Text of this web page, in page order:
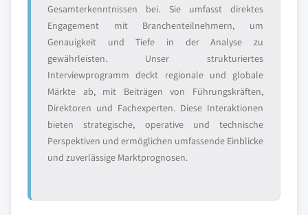
Gesamterkenntnissen bei. Sie umfasst direktes
Engagement mit Branchenteilnehmern, um
Genauigkeit und Tiefe in der Analyse zu
gewährleisten. Unser strukturiertes
Interviewprogramm deckt regionale und globale
Märkte ab, mit Beiträgen von Führungskräften,
Direktoren und Fachexperten. Diese Interaktionen
bieten strategische, operative und technische
Perspektiven und ermöglichen umfassende Einblicke
und zuverlässige Marktprognosen.